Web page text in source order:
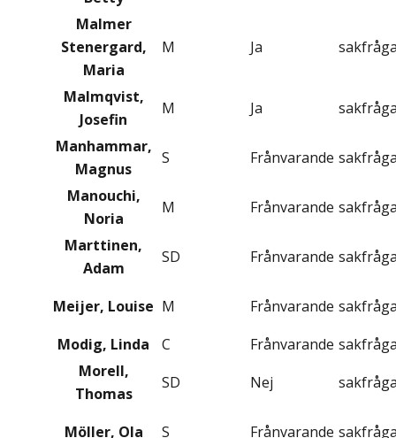
Malmer
Stenergard,
Maria
M Ja
Malmqvist,
Josefin
M Ja
Manhammar,
Magnus
S Frånvarande
Manouchi,
Noria
M Frånvarande
Marttinen,
Adam
SD Frånvarande
Meijer, Louise M Frånvarande
Modig, Linda
C Frånvarande
Morell,
Thomas
SD Nej
Möller, Ola S Frånvarande